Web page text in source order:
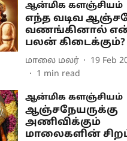
ஆன்மிக களஞ்சியம்
எந்த வடிவ
வணங்கினால்
பலன் கிடைக்கும்?
மாலை மலர்
19 Feb
1 min read
ஆன்மிக களஞ்சியம்
ஆஞ்சநேயருக்கு
அணிவிக்கும்
மாலைகளின்